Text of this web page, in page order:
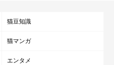
猫豆知識
猫マンガ
エンタメ